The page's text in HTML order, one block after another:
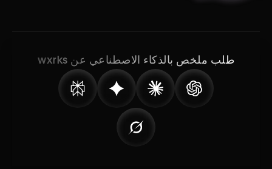
طلب ملخص بالذكاء الاصطناعي عن wxrks